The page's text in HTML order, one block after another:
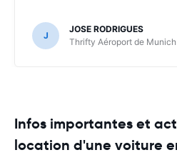
J
JOSE RODRIGUES
Thrifty Aéroport de Munich
Infos importantes et
location d'une voiture